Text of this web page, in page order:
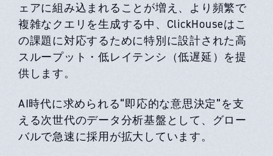
ェアに組み込まれることが増え、より頻繁で
複雑なクエリを生成する中、ClickHouseはこ
の課題に対応するために特別に設計された高
スループット・低レイテンシ（低遅延） を提
供します。
AI時代に求められる“即応的な意思決定”を支
える次世代のデータ分析基盤として、グロー
バルで急速に採用が拡大しています。